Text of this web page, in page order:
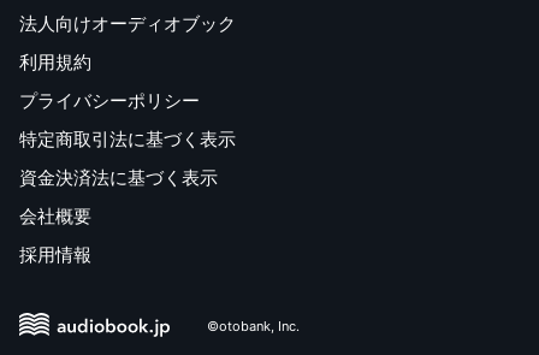
法人向けオーディオブック
利用規約
プライバシーポリシー
特定商取引法に基づく表示
資金決済法に基づく表示
会社概要
採用情報
©otobank, Inc.